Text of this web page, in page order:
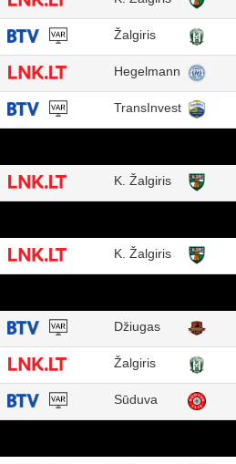
Žalgiris
Hegelmann
TransInvest
K. Žalgiris
K. Žalgiris
Džiugas
Žalgiris
Sūduva